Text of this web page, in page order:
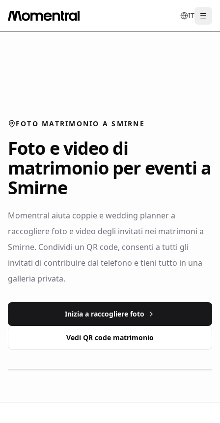
IT
entr dees
FOTO MATRIMONIO A SMIRNE
Foto e video di
matrimonio per eventi a
Smirne
Momentral aiuta coppie e wedding planner a
raccogliere foto e video degli invitati nei matrimoni a
Smirne. Condividi un QR code, consenti a tutti gli
invitati di contribuire dal telefono e tieni tutto in una
galleria privata.
Inizia a raccogliere foto
Vedi QR code matrimonio